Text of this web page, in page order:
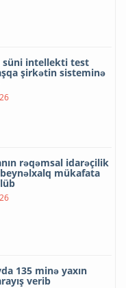
süni intellekti test
şirkətin sisteminə
rəqəmsal idarəçilik
mükafata
135 minə yaxın
verib